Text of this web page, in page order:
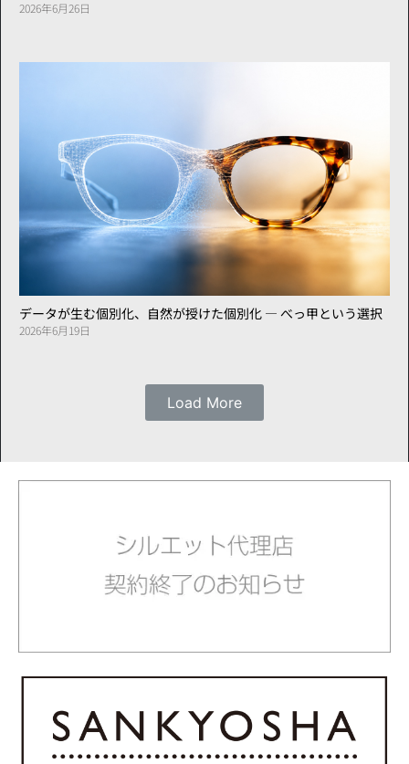
2026年6月26日
データが生む個別化、自然が授けた個別化 ― べっ甲という選択
2026年6月19日
Load More